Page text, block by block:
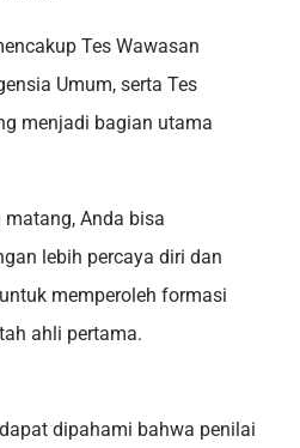
Tes Wawasan
Umum, serta Tes
menjadi bagian utama
Anda bisa
lebih percaya diri dan
memperoleh formasi
ahli pertama.
dipahami bahwa penilai